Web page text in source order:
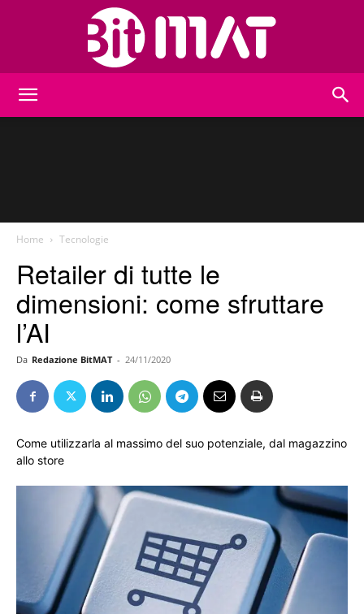
Home Tecnologie
Retailer di tutte le
dimensioni: come sfruttare
l’AI
Da Redazione BitMAT - 24/11/2020
Come utilizzarla al massimo del suo potenziale, dal magazzino
allo store